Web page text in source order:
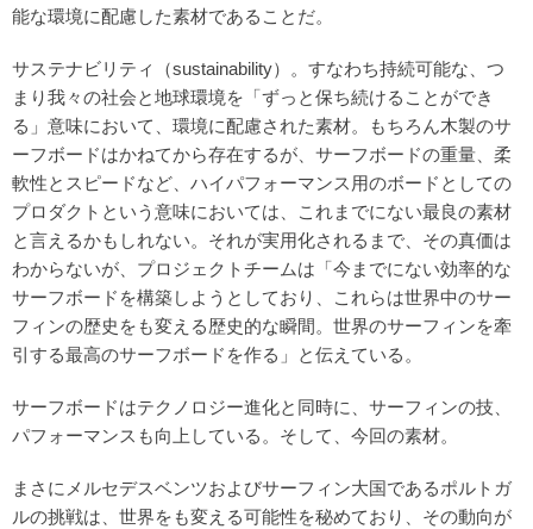
能な環境に配慮した素材であることだ。
サステナビリティ（sustainability）。すなわち持続可能な、つ
まり我々の社会と地球環境を「ずっと保ち続けることができ
る」意味において、環境に配慮された素材。もちろん木製のサ
ーフボードはかねてから存在するが、サーフボードの重量、柔
軟性とスピードなど、ハイパフォーマンス用のボードとしての
プロダクトという意味においては、これまでにない最良の素材
と言えるかもしれない。それが実用化されるまで、その真価は
わからないが、プロジェクトチームは「今までにない効率的な
サーフボードを構築しようとしており、これらは世界中のサー
フィンの歴史をも変える歴史的な瞬間。世界のサーフィンを牽
引する最高のサーフボードを作る」と伝えている。
サーフボードはテクノロジー進化と同時に、サーフィンの技、
パフォーマンスも向上している。そして、今回の素材。
まさにメルセデスベンツおよびサーフィン大国であるポルトガ
ルの挑戦は、世界をも変える可能性を秘めており、その動向が